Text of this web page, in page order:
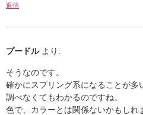
返信
プードル より:
そうなのです。
確かにスプリング系になることが多
調べなくてもわかるのですね。
色で、カラーとは関係ないかもし